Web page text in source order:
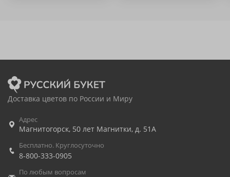
Доставка цветов по России и Миру
Адрес
Магнитогорск, 50 лет Магнитки, д. 51А
Бесплатно. Круглосуточно
8-800-333-0905
По любым вопросам